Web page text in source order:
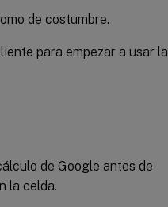
de costumbre.
para empezar a usar la
de Google antes de
la celda.